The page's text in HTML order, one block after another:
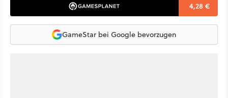
4,28 €
GameStar bei Google bevorzugen